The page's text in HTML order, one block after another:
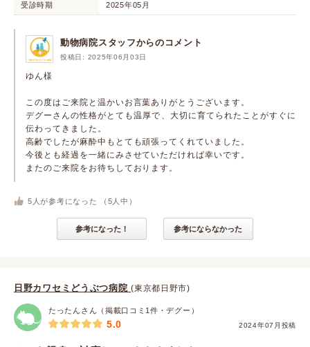
受診時期 2025年05月
動物病院スタッフからのコメント
投稿日: 2025年06月03日
ゆん様
この度はご来院と温かいお言葉ありがとうございます。
デグーさんの性格がとても温厚で、大切に育てられたことがすぐに
伝わってきました。
高齢でしたが麻酔中もとても頑張ってくれていました。
今後とも経過を一緒にみさせていただければ幸いです。
またのご来院をお待ちしております。
5 人が参考になった （ 5 人中）
参考になった！ 参考にならなかった
日野カワセミどうぶつ病院(東京都日野市)
たったんさん（掲載口コミ1件・デグー）
2024年07月投稿
5.0